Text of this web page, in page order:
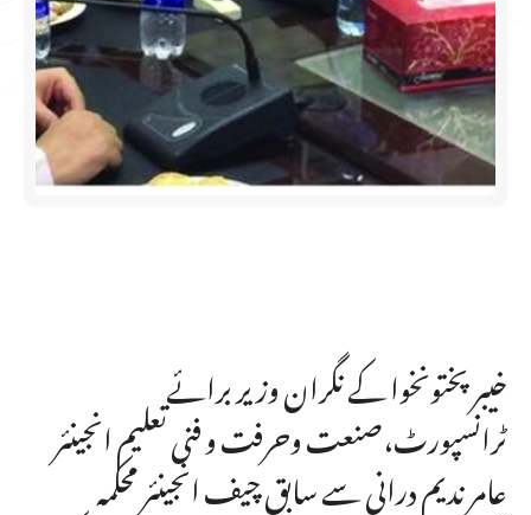
خیبر پختونخوا کے نگران وزیر برائے
ٹرانسپورٹ،صنعت وحرفت و فنی تعلیم انجینئر
عامر ندیم درانی سے سابق چیف انجینئر محکمہ